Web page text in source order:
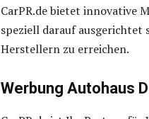
CarPR.de bietet innovative
speziell darauf ausgerichtet
Herstellern zu erreichen.
Werbung Autohaus